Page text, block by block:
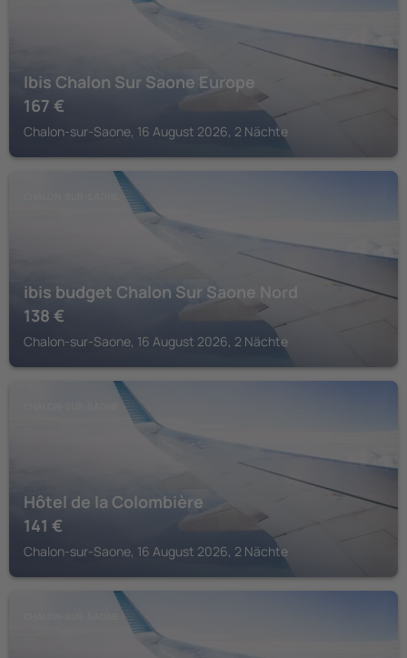
Ibis Chalon Sur Saone Europe
167 €
Chalon-sur-Saone, 16 August 2026, 2 Nächte
ibis budget Chalon Sur Saone Nord
138 €
Chalon-sur-Saone, 16 August 2026, 2 Nächte
Hôtel de la Colombière
141 €
Chalon-sur-Saone, 16 August 2026, 2 Nächte